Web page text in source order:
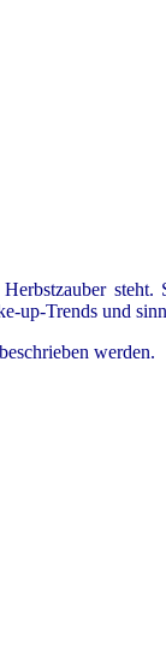
up-Trends und
werden.